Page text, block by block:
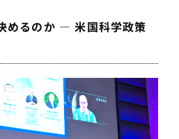
めるのか — 米国科学政策